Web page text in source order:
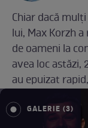
Chiar dacă
lui, Max Korzh
de oameni la
avea loc astăzi,
au epuizat
GALERIE (3)